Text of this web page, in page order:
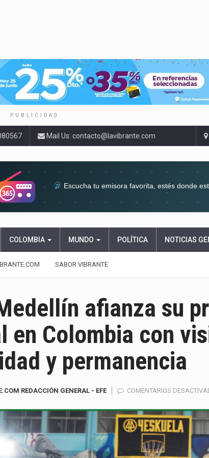
PUBLICIDAD
Mail Us: contacto@lavibrante.com
Escucha tu emisora favorita, estés donde
COLOMBIA MUNDO POLÍTICA NOTICIAS
SABOR VIBRANTE
afianza su
en Colombia con
y permanencia
REDACCIÓN GENERAL - EFE COMENTARIOS